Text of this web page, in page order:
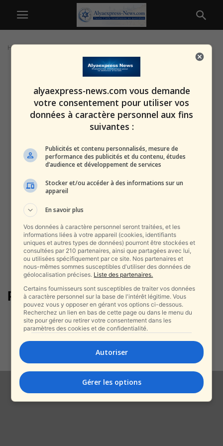
Home
Pacifique
Calédonie Nouvelle : le paradis
turquoise de la France dans le...
alxprss_sab - 14 juillet 2025
alyaexpress-news.com vous demande
votre consentement pour utiliser vos
données à caractère personnel aux fins
suivantes :
Publicités et contenu personnalisés, mesure de
performance des publicités et du contenu, études
d’audience et développement de services
Stocker et/ou accéder à des informations sur un
appareil
En savoir plus
Vos données à caractère personnel seront traitées, et les
informations liées à votre appareil (cookies, identifiants
uniques et autres types de données) pourront être stockées et
consultées par 210 partenaires, ainsi que partagées avec lui,
ou utilisées spécifiquement par ce site. Nos partenaires et
nous-mêmes sommes susceptibles d'utiliser des données de
géolocalisation précises. Liste des partenaires.
Certains fournisseurs sont susceptibles de traiter vos données
à caractère personnel sur la base de l'intérêt légitime. Vous
pouvez vous y opposer en gérant vos options ci-dessous.
Recherchez un lien en bas de cette page ou dans le menu du
site pour gérer ou retirer votre consentement dans les
paramètres des cookies et de confidentialité.
Autoriser
Gérer les options